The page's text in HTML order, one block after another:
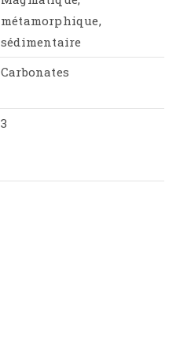
métamorphique,
sédimentaire
Carbonates
3